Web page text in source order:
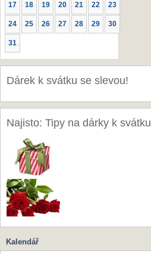
17 18 19 20 21 22 23
24 25 26 27 28 29 30
31
Dárek k svátku se slevou!
Najisto: Tipy na dárky k svátku
Kalendář